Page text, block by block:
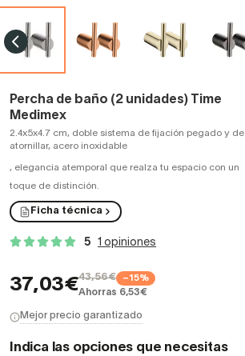
Percha de baño (2 unidades) Time
Medimex
2.4x5x4.7 cm, doble sistema de fijación pegado y de
atornillar, acero inoxidable
, elegancia atemporal que realza tu espacio con un
toque de distinción.
Ficha técnica
5 1 opiniones
37,03€43,56€ −15%
Ahorras 6,53€
Mejor precio garantizado
Indica las opciones que necesitas